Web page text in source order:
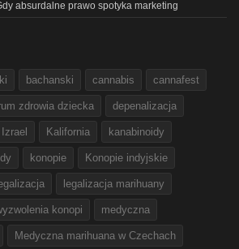
absurdalne prawo spotyka marketing
bachanski cannabis cannafest
zdrowia dziecka depenalizacja
Izrael Kalifornia kanabinoidy
konopie Konopie indyjskie
legalizacja marihuany
konopi medyczna
Medyczna marihuana w Czechach